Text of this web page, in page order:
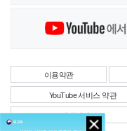
이용약관
YouTube 서비스 약관
사업자정보